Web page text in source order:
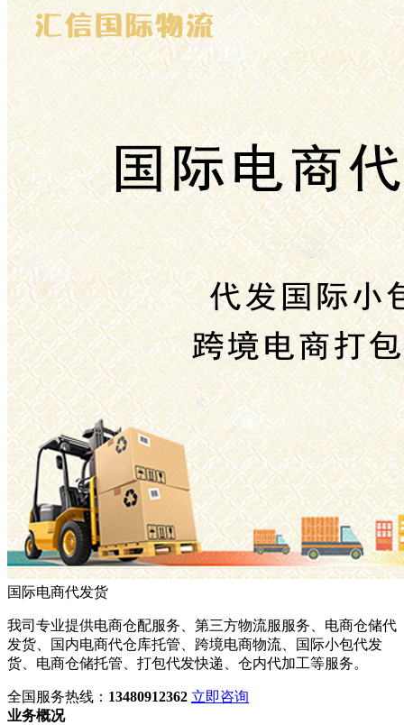
主营业务
新闻资讯
关于我们
联系我们
国际电商代发货
我司专业提供电商仓配服务、第三方物流服服务、电商仓储代
发货、国内电商代仓库托管、跨境电商物流、国际小包代发
货、电商仓储托管、打包代发快递、仓内代加工等服务。
全国服务热线： 13480912362 立即咨询
业务概况